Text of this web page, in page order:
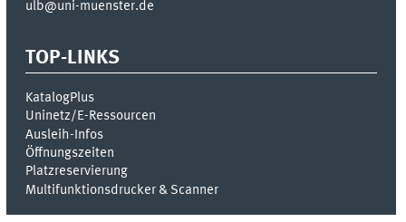
ulb@uni-muenster.de
TOP-LINKS
KatalogPlus
Uninetz/E-Ressourcen
Ausleih-Infos
Öffnungszeiten
Platzreservierung
Multifunktionsdrucker & Scanner